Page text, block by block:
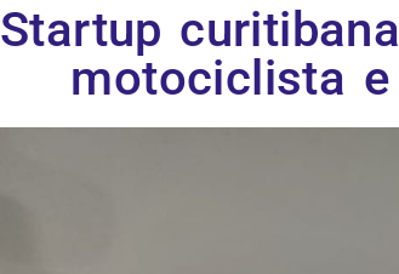
Startup
motociclista